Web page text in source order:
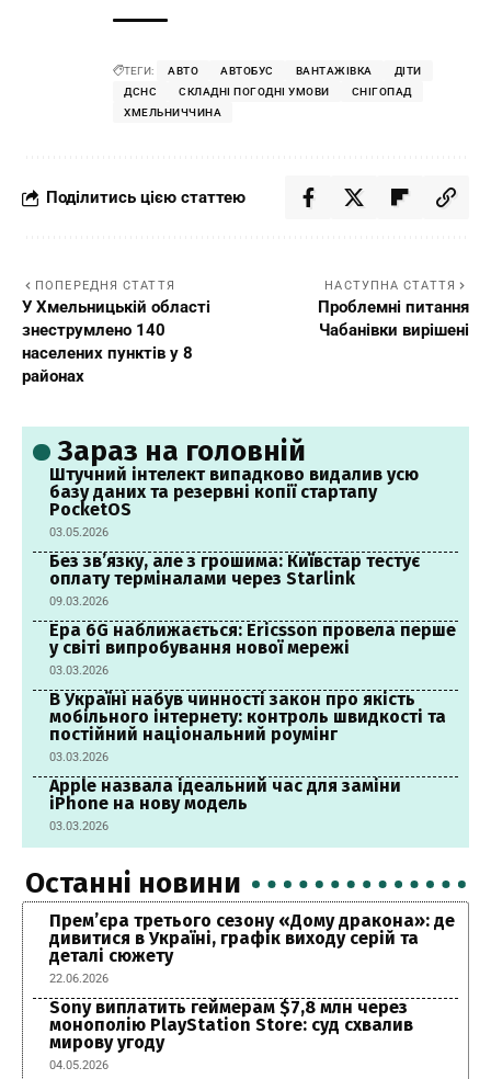
ТЕГИ: АВТО АВТОБУС ВАНТАЖІВКА
ДІТИ
ДСНС
СКЛАДНІ ПОГОДНІ УМОВИ
СНІГОПАД
ХМЕЛЬНИЧЧИНА
Поділитись цією статтею
ПОПЕРЕДНЯ СТАТТЯ
У Хмельницькій області
знеструмлено 140
населених пунктів у 8
районах
НАСТУПНА СТАТТЯ
Проблемні питання
Чабанівки вирішені
Зараз на головній
Штучний інтелект випадково видалив усю
базу даних та резервні копії стартапу
PocketOS
03.05.2026
Без зв’язку, але з грошима: Київстар тестує
оплату терміналами через Starlink
09.03.2026
Ера 6G наближається: Ericsson провела перше
у світі випробування нової мережі
03.03.2026
В Україні набув чинності закон про якість
мобільного інтернету: контроль швидкості та
постійний національний роумінг
03.03.2026
Apple назвала ідеальний час для заміни
iPhone на нову модель
03.03.2026
Останні новини
Прем’єра третього сезону «Дому дракона»: де
дивитися в Україні, графік виходу серій та
деталі сюжету
22.06.2026
Sony виплатить геймерам $7,8 млн через
монополію PlayStation Store: суд схвалив
мирову угоду
04.05.2026